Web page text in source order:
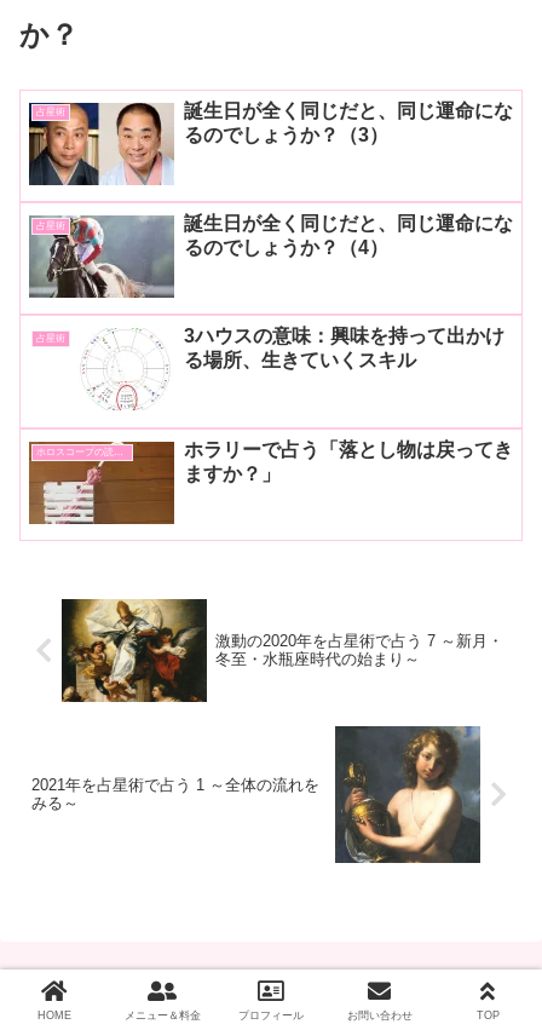
か？
占星術
誕生日が全く同じだと、同じ運命にな
るのでしょうか？（3）
占星術
誕生日が全く同じだと、同じ運命にな
るのでしょうか？（4）
占星術
3ハウスの意味：興味を持って出かけ
る場所、生きていくスキル
ホロスコープの読み方
ホラリーで占う「落とし物は戻ってき
ますか？」
激動の2020年を占星術で占う 7 ～新月・
冬至・水瓶座時代の始まり～
2021年を占星術で占う 1 ～全体の流れを
みる～
HOME メニュー＆料金 プロフィール お問い合わせ TOP